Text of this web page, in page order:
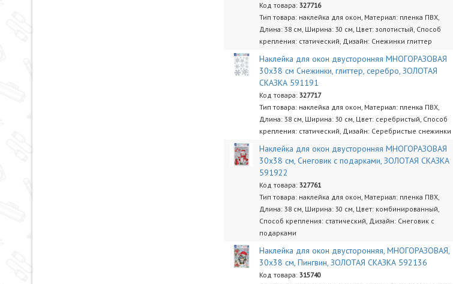
Код товара:327716
Тип товара: наклейка для окон, Материал: пленка ПВХ,
Длина: 38 см, Ширина: 30 см, Цвет: золотистый, Способ
крепления: статический, Дизайн: Снежинки глиттер
Наклейка для окон двусторонняя МНОГОРАЗОВАЯ
30х38 см Снежинки, глиттер, серебро, ЗОЛОТАЯ
СКАЗКА 591191
Код товара:327717
Тип товара: наклейка для окон, Материал: пленка ПВХ,
Длина: 38 см, Ширина: 30 см, Цвет: серебристый, Способ
крепления: статический, Дизайн: Серебристые снежинки
Наклейка для окон двусторонняя МНОГОРАЗОВАЯ
30х38 см, Снеговик с подарками, ЗОЛОТАЯ СКАЗКА
591922
Код товара:327761
Тип товара: наклейка для окон, Материал: пленка ПВХ,
Длина: 38 см, Ширина: 30 см, Цвет: комбинированный,
Способ крепления: статический, Дизайн: Снеговик с
подарками
Наклейка для окон двусторонняя, МНОГОРАЗОВАЯ,
30х38 см, Пингвин, ЗОЛОТАЯ СКАЗКА 592136
Код товара:315740